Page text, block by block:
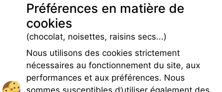
Préférences en matière de
cookies
(chocolat, noisettes, raisins secs...)
Nous utilisons des cookies strictement
nécessaires au fonctionnement du site, aux
performances et aux préférences. Nous
sommes susceptibles d’utiliser également des